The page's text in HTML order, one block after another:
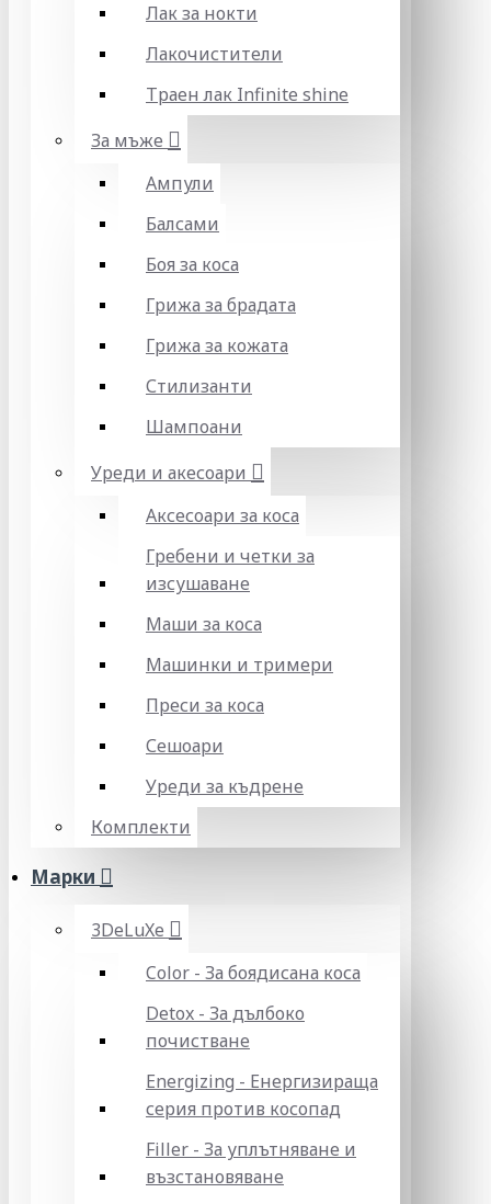
Лак за нокти
Лакочистители
Траен лак Infinite shine
За мъже
Ампули
Балсами
Боя за коса
Грижа за брадата
Грижа за кожата
Стилизанти
Шампоани
Уреди и акесоари
Аксесоари за коса
Гребени и четки за
изсушаване
Маши за коса
Машинки и тримери
Преси за коса
Сешоари
Уреди за къдрене
Комплекти
Марки
3DeLuXe
Color - За боядисана коса
Detox - За дълбоко
почистване
Energizing - Енергизираща
серия против косопад
Filler - За уплътняване и
възстановяване